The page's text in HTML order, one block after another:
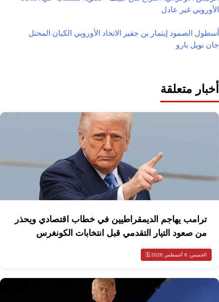
الأوروبي غير عادل
أسطول الصمود إيتمار بن جفير الاتحاد الأوروبي الكيان المحتل
جان نويل بارو
أخبار متعلقة
ترامب يهاجم الديمقراطيين في خطاب اقتصادي ويحذر
من صعود التيار التقدمي قبل انتخابات الكونغرس
الخميس، 6 أغسطس 2026 🗓️